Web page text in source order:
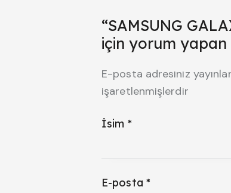
“SAMSUNG
için yorum yapan
E-posta adresiniz
işaretlenmişlerdir
İsim *
E-posta *